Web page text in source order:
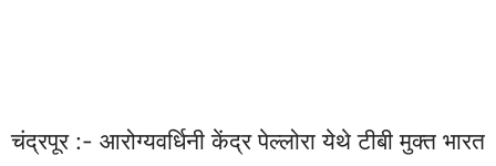
चंद्रपूर :- आरोग्यवर्धिनी केंद्र पेल्लोरा येथे टीबी मुक्त भारत